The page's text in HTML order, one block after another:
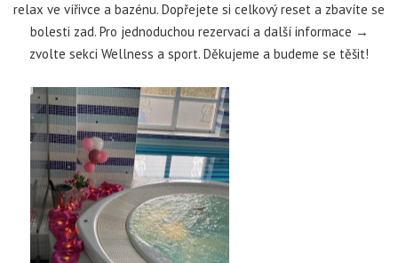
relax ve vířivce a bazénu. Dopřejete si celkový reset a zbavíte se
bolesti zad. Pro jednoduchou rezervaci a další informace →
zvolte sekci Wellness a sport. Děkujeme a budeme se těšit!